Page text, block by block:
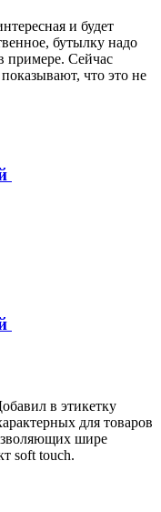
и будет
бутылку надо
примере. Сейчас
что это не
в этикетку
для товаров
шире
soft touch.